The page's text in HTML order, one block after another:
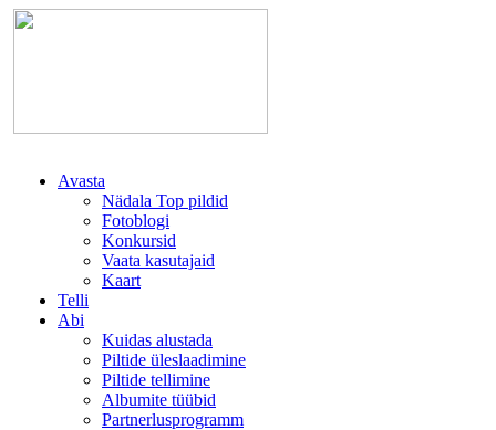
Avasta
Nädala Top pildid
Fotoblogi
Konkursid
Vaata kasutajaid
Kaart
Telli
Abi
Kuidas alustada
Piltide üleslaadimine
Piltide tellimine
Albumite tüübid
Partnerlusprogramm